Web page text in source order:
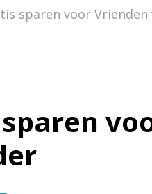
sparen voor Vrienden